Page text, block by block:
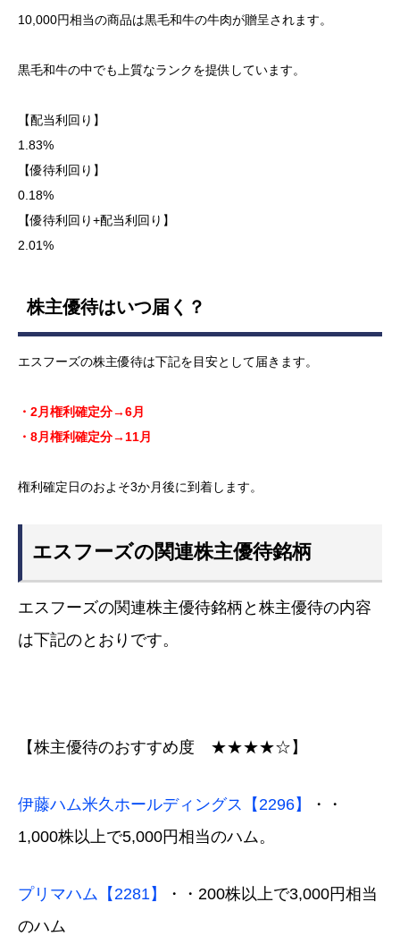
10,000円相当の商品は黒毛和牛の牛肉が贈呈されます。
黒毛和牛の中でも上質なランクを提供しています。
【配当利回り】
1.83%
【優待利回り】
0.18%
【優待利回り+配当利回り】
2.01%
株主優待はいつ届く？
エスフーズの株主優待は下記を目安として届きます。
・2月権利確定分→6月
・8月権利確定分→11月
権利確定日のおよそ3か月後に到着します。
エスフーズの関連株主優待銘柄
エスフーズの関連株主優待銘柄と株主優待の内容
は下記のとおりです。
【株主優待のおすすめ度 ★★★★☆】
伊藤ハム米久ホールディングス【2296】
・・
1,000株以上で5,000円相当のハム。
プリマハム【2281】
・・200株以上で3,000円相当
のハム